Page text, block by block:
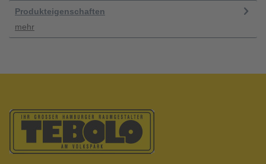
Produkteigenschaften
mehr